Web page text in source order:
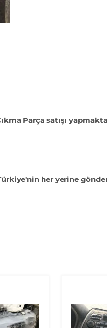
Parça satışı
her yerine